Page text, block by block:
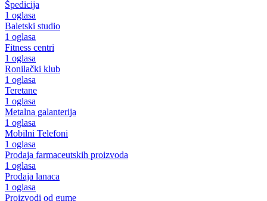
Špedicija
1 oglasa
Baletski studio
1 oglasa
Fitness centri
1 oglasa
Ronilački klub
1 oglasa
Teretane
1 oglasa
Metalna galanterija
1 oglasa
Mobilni Telefoni
1 oglasa
Prodaja farmaceutskih proizvoda
1 oglasa
Prodaja lanaca
1 oglasa
Proizvodi od gume